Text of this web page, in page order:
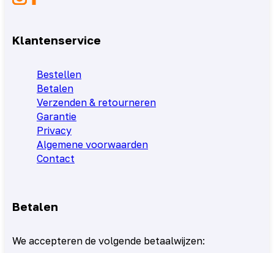
Klantenservice
Bestellen
Betalen
Verzenden & retourneren
Garantie
Privacy
Algemene voorwaarden
Contact
Betalen
We accepteren de volgende betaalwijzen: